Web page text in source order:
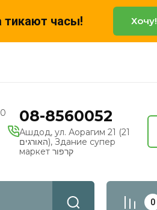
тикают часы! Хочу!
08-8560052
Ашдод, ул. Аорагим 21 (21
האורגים), Здание супер
маркет קרפור
0